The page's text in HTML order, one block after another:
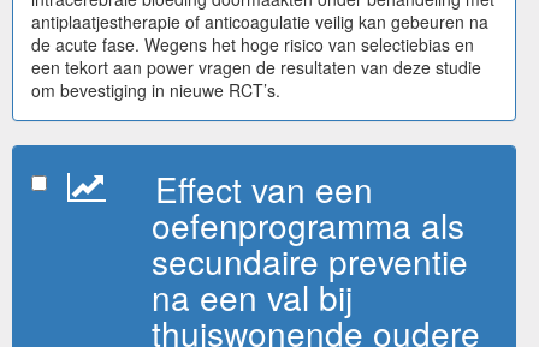
antiplaatjestherapie of anticoagulatie veilig kan gebeuren na
de acute fase. Wegens het hoge risico van selectiebias en
een tekort aan power vragen de resultaten van deze studie
om bevestiging in nieuwe RCT’s.
Effect van een
oefenprogramma als
secundaire preventie
na een val bij
thuiswonende oudere